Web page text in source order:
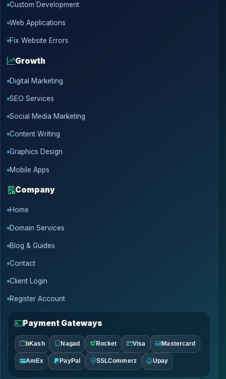
Custom Development
Web Applications
Fix Website Errors
Growth
Digital Marketing
SEO Services
Social Media Marketing
Content Writing
Graphics Design
Mobile Apps
Company
Home
Domain Services
Blog & Guides
Contact
Client Login
Register Account
Payment Gateways
bKash Nagad Rocket Visa Mastercard
AmEx PayPal SSLCommerz Upay